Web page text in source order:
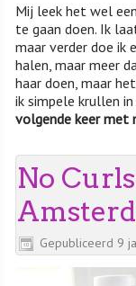
Mij leek het wel
te gaan doen. Ik
maar verder doe ik
halen, maar meer
haar doen, maar
ik simpele krullen
volgende keer met
No
Gepubliceerd 9